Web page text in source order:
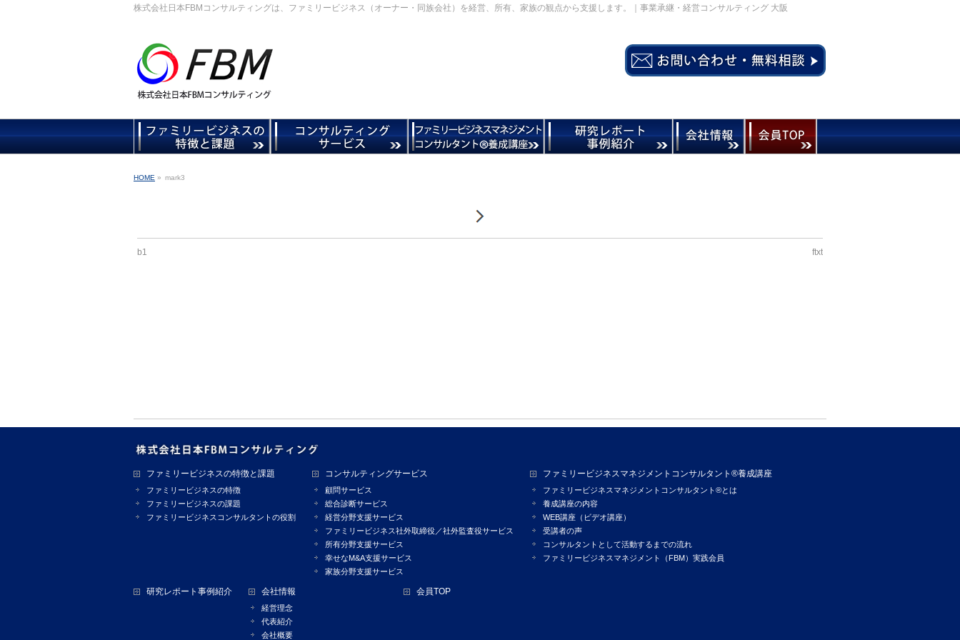
株式会社日本FBMコンサルティングは、ファミリービジネス（オーナー・同族会社）を経営、所有、家族の観点から支援します。｜事業承継・経営コンサルティング 大阪
HOME » mark3
b1 ftxt
ファミリービジネスの特徴と課題
ファミリービジネスの特徴
ファミリービジネスの課題
ファミリービジネスコンサルタントの役割
コンサルティングサービス
顧問サービス
総合診断サービス
経営分野支援サービス
ファミリービジネス社外取締役／社外監査役サービス
所有分野支援サービス
幸せなM&A支援サービス
家族分野支援サービス
ファミリービジネスマネジメントコンサルタント®養成講座
ファミリービジネスマネジメントコンサルタント®とは
養成講座の内容
WEB講座（ビデオ講座）
受講者の声
コンサルタントとして活動するまでの流れ
ファミリービジネスマネジメント（FBM）実践会員
研究レポート事例紹介 会社情報
経営理念
代表紹介
会社概要
会員TOP